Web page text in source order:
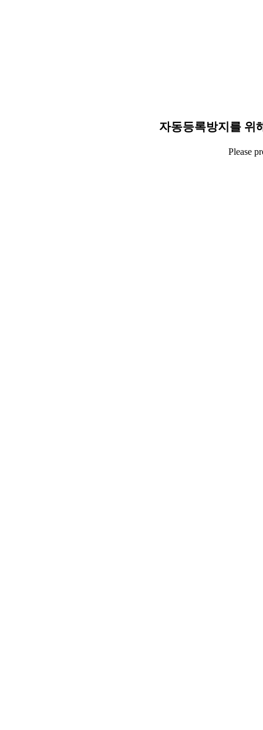
자동등록방지를 위
Please